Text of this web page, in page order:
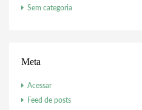
Sem categoria
Meta
Acessar
Feed de posts